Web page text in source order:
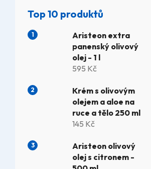
Top 10 produktů
Aristeon extra
panenský olivový
olej - 1 l
595 Kč
Krém s olivovým
olejem a aloe na
ruce a tělo 250 ml
145 Kč
Aristeon olivový
olej s citronem -